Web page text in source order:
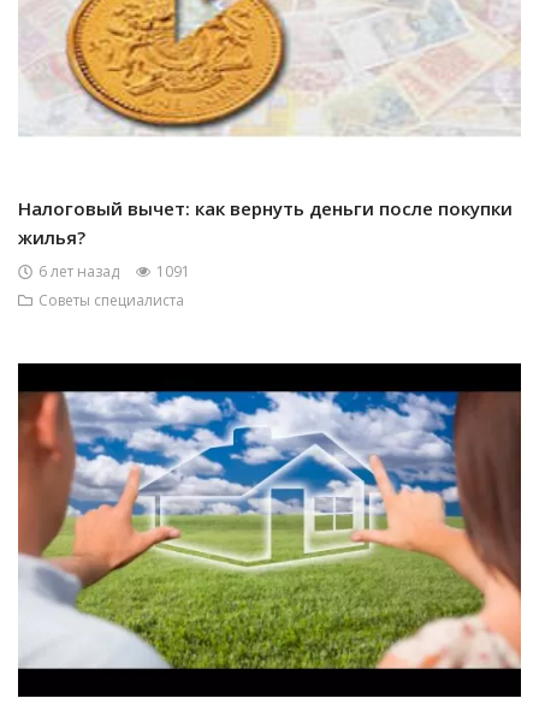
Налоговый вычет: как вернуть деньги после покупки
жилья?
6 лет назад
1091
Советы специалиста